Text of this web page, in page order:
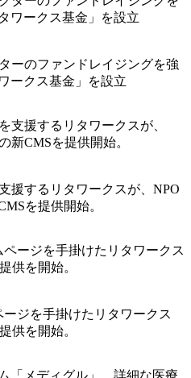
ーのファンドレイジングを強
ークス基金」を設立
援するリタワークスが、NPO
を提供開始。
ジを手掛けたリタワークス
供を開始。